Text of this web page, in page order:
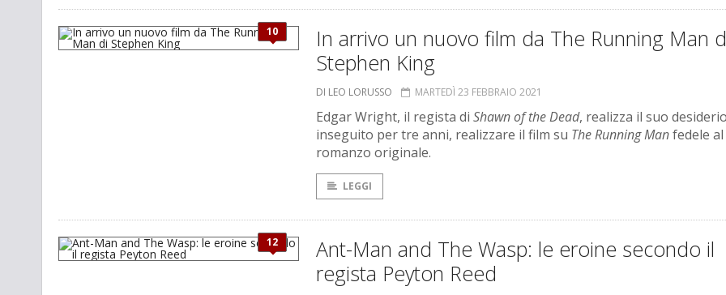
10
In arrivo un nuovo film da The Running Man
Stephen King
DI LEO LORUSSO MARTEDÌ 23 FEBBRAIO 2021
Edgar Wright, il regista di Shawn of the Dead, realizza il suo desiderio
inseguito per tre anni, realizzare il film su The Running Manfedele al
romanzo originale.
LEGGI
12
Ant-Man and The Wasp: le eroine secondo il
regista Peyton Reed